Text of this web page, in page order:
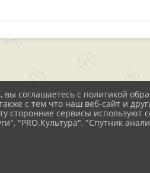
соглашаетесь с политикой
с тем что наш веб-сайт и
сторонние сервисы используют
"PRO.Культура", "Спутник